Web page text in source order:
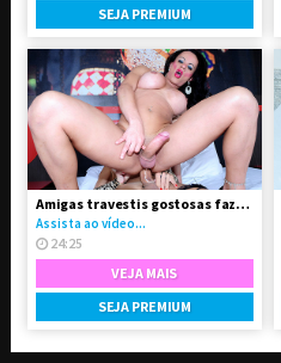
SEJA PREMIUM
Amigas travestis gostosas fazendo troca-troca
Assista ao vídeo...
24:25
VEJA MAIS
SEJA PREMIUM